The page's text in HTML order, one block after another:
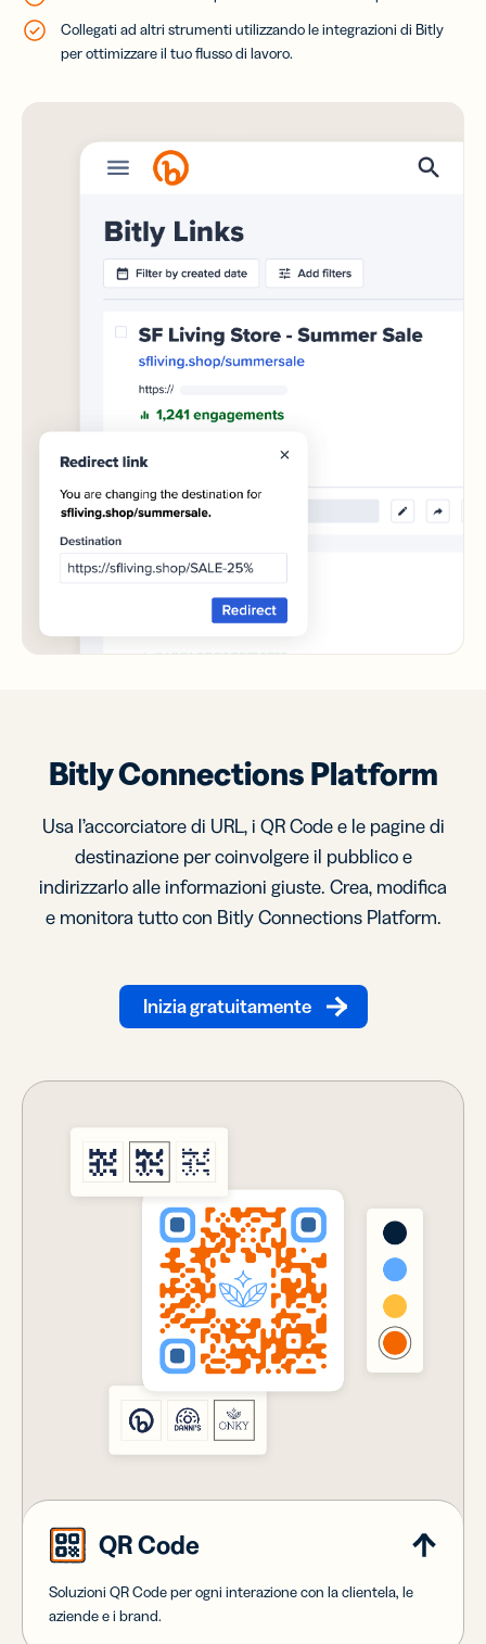
Collegati ad altri strumenti utilizzando le integrazioni di Bitly
per ottimizzare il tuo flusso di lavoro.
Bitly Connections Platform
Usa l’accorciatore di URL, i QR Code e le pagine di
destinazione per coinvolgere il pubblico e
indirizzarlo alle informazioni giuste. Crea, modifica
e monitora tutto con Bitly Connections Platform.
Inizia gratuitamente
QR Code
Soluzioni QR Code per ogni interazione con la clientela, le
aziende e i brand.